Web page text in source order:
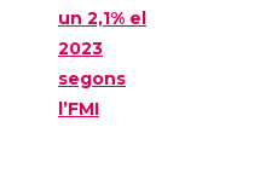
un 2,1% el
2023
segons
l’FMI